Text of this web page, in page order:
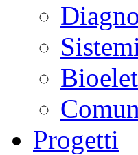
Progetti